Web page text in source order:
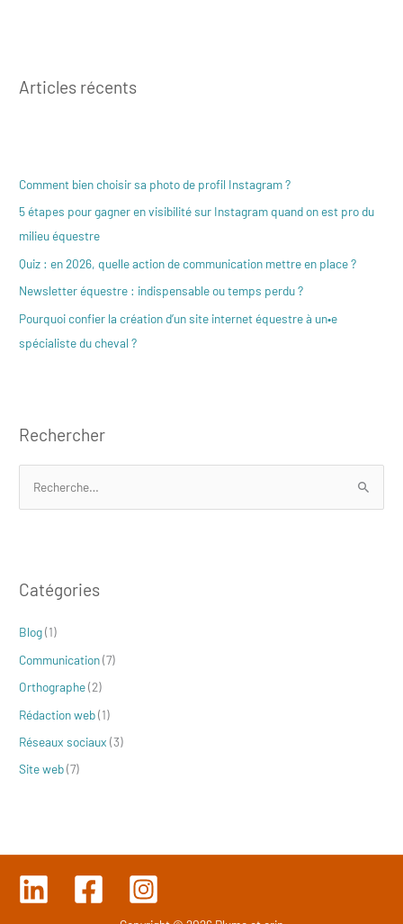
Articles récents
Comment bien choisir sa photo de profil Instagram ?
5 étapes pour gagner en visibilité sur Instagram quand on est pro du
milieu équestre
Quiz : en 2026, quelle action de communication mettre en place ?
Newsletter équestre : indispensable ou temps perdu ?
Pourquoi confier la création d’un site internet équestre à un•e
spécialiste du cheval ?
Rechercher
e
e
c
h
e
r
Catégories
Blog(1)
Communication(7)
Orthographe(2)
Rédaction web(1)
Réseaux sociaux (3)
Site web(7)